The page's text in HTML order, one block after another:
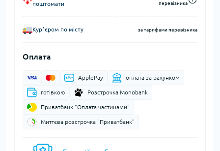
поштомати
перевізника
Курʼєром по місту за тарифами перевізника
Оплата
ApplePay оплата за рахунком
готівкою Розстрочка Monobank
Приватбанк "Оплата частинами"
Миттєва розстрочка "Приватбанк"